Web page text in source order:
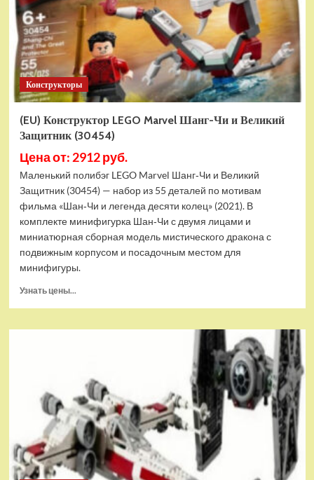
наук
(60439)
Конструкторы
(EU) Конструктор LEGO Marvel Шанг-Чи и Великий
Защитник (30454)
Цена от: 2912 руб.
Маленький полибэг LEGO Marvel Шанг‑Чи и Великий
Защитник (30454) — набор из 55 деталей по мотивам
фильма «Шан‑Чи и легенда десяти колец» (2021). В
комплекте минифигурка Шан‑Чи с двумя лицами и
миниатюрная сборная модель мистического дракона с
подвижным корпусом и посадочным местом для
минифигуры.
Узнать цены...
(EU)
Шанг-
Чи
и
Великий
Защитник
(30454)